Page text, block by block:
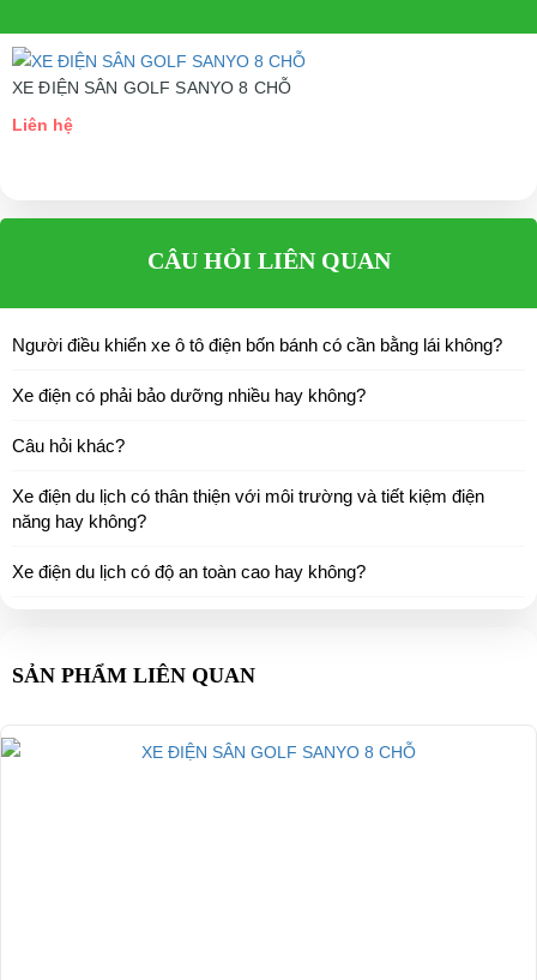
XE ĐIỆN SÂN GOLF SANYO 8 CHỖ
Liên hệ
CÂU HỎI LIÊN QUAN
Người điều khiển xe ô tô điện bốn bánh có cần bằng lái không?
Xe điện có phải bảo dưỡng nhiều hay không?
Câu hỏi khác?
Xe điện du lịch có thân thiện với môi trường và tiết kiệm điện
năng hay không?
Xe điện du lịch có độ an toàn cao hay không?
SẢN PHẨM LIÊN QUAN